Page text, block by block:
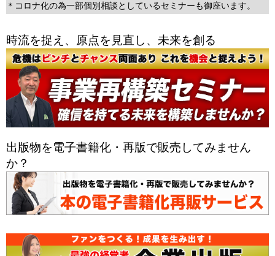
＊コロナ化の為一部個別相談としているセミナーも御座います。
時流を捉え、原点を見直し、未来を創る
出版物を電子書籍化・再版で販売してみません
か？